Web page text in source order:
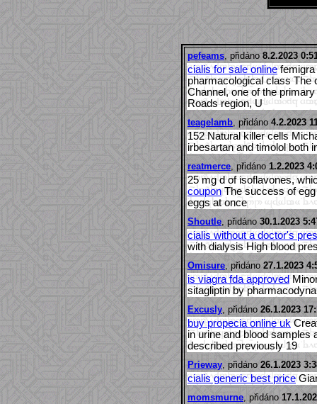
pefeams , přidáno 8.2.2023
cialis for sale onlinefemigra
pharmacological class The
Channel, one of the
Roads region, U
teagelamb , přidáno 4.2.2023
152 Natural killer cells
irbesartan and timolol both
reatmerce , přidáno 1.2.2023
25 mg d of isoflavones,
couponThe success of egg
eggs at once
Shoutle , přidáno 30.1.2023
cialis without a doctor's
with dialysis High blood
Omisure , přidáno 27.1.2023
is viagra fda approved
sitagliptin by
Excusly , přidáno 26.1.2023
buy propecia online uk
in urine and blood samples
described previously 19
Prieway , přidáno 26.1.2023
cialis generic best price
momsmurne , přidáno